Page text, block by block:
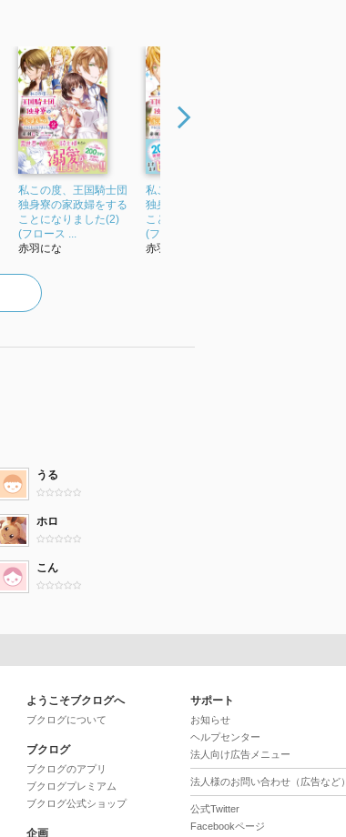
私この度、王国騎士団
独身寮の家政婦をする
ことになりました(2)
(フロース ...
赤羽にな
私この度、王国騎士団
独身寮の家政婦をする
ことになりました(3)
(フロース ...
赤羽にな
うる
ホロ
こん
ようこそブクログへ
ブクログについて
ブクログ
ブクログのアプリ
ブクログプレミアム
ブクログ公式ショップ
企画
サポート
お知らせ
ヘルプセンター
法人向け広告メニュー
法人様のお問い合わせ（広告など）
公式Twitter
Facebookページ